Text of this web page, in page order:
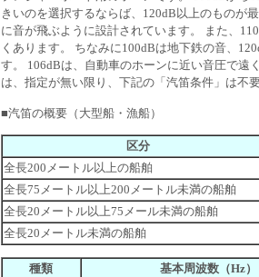
きいのを選択するならば、120dB以上のものが
に音が飛ぶように設計されています。 また、
くあります。 ちなみに100dBは地下鉄の音、
す。 106dBは、自動車のホーンに近い音圧で遠
は、指定が無い限り、下記の「汽笛条件」は不
■汽笛の概要（大型船・漁船）
区分
全長200メートル以上の船舶
全長75メートル以上200メートル未満の船舶
全長20メートル以上75メール未満の船舶
全長20メートル未満の船舶
種類
基本周波数（Hz）